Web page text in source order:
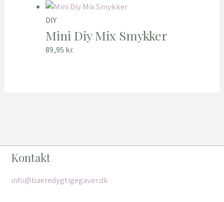
DIY
Mini Diy Mix Smykker
89,95 kr.
Kontakt
info@baeredygtigegaver.dk